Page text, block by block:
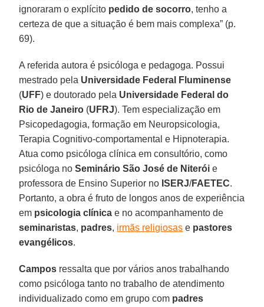
ignoraram o explícito pedido de socorro, tenho a
certeza de que a situação é bem mais complexa” (p.
69).
A referida autora é psicóloga e pedagoga. Possui
mestrado pela Universidade Federal Fluminense
(UFF) e doutorado pela Universidade Federal do
Rio de Janeiro (UFRJ). Tem especialização em
Psicopedagogia, formação em Neuropsicologia,
Terapia Cognitivo-comportamental e Hipnoterapia.
Atua como psicóloga clínica em consultório, como
psicóloga noSeminário São José de Niterói e
professora de Ensino Superior no ISERJ/FAETEC.
Portanto, a obra é fruto de longos anos de experiência
em psicologia clínica e no acompanhamento de
seminaristas, padres, irmãs religiosas e pastores
evangélicos.
Campos ressalta que por vários anos trabalhando
como psicóloga tanto no trabalho de atendimento
individualizado como em grupo com padres